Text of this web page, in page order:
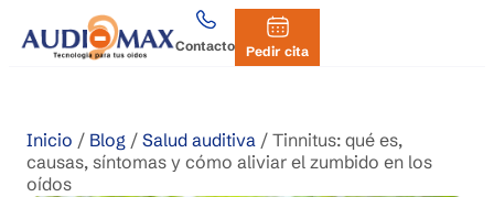
Contacto Pedir cita
Inicio / Blog / Salud auditiva / Tinnitus: qué es,
causas, síntomas y cómo aliviar el zumbido en los
oídos